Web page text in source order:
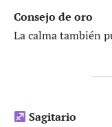
Consejo de oro
La calma también
Sagitario